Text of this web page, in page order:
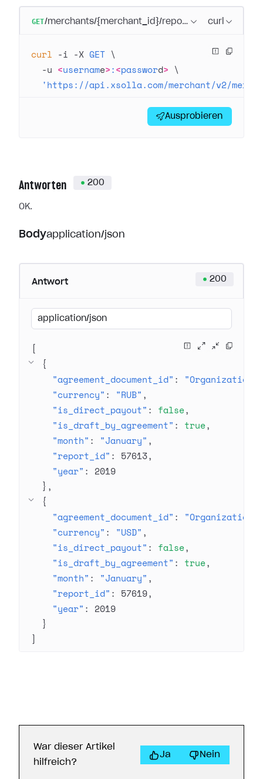
GET/merchants/{merchant_id}/reports curl
curl -i -X GET \
  -u
<username>:<password> \
'https://api.xsolla.com/merchant/v2/
Ausprobieren
Antworten 200
OK.
Bodyapplication/json
Antwort 200
application/json
[
{
"agreement_document_id" : "Organization
"currency" : "RUB"
"is_direct_payout" : false
"is_draft_by_agreement" : true
"month" : "January"
"report_id" : 57613
"year" : 2019
}
{
"agreement_document_id" : "Organization
"currency" : "USD"
"is_direct_payout" : false
"is_draft_by_agreement" : true
"month" : "January"
"report_id" : 57619
"year" : 2019
}
]
War dieser Artikel
hilfreich?
Ja Nein